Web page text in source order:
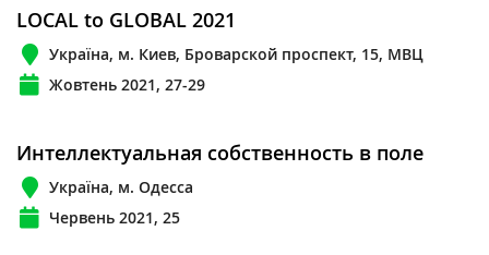
LOCAL to GLOBAL 2021
Україна, м. Киев, Броварской проспект, 15, МВЦ
Жовтень 2021, 27-29
Интеллектуальная собственность в поле
Україна, м. Одесса
Червень 2021, 25